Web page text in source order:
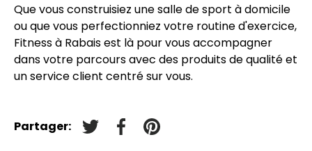
Que vous construisiez une salle de sport à domicile
ou que vous perfectionniez votre routine d'exercice,
Fitness à Rabais est là pour vous accompagner
dans votre parcours avec des produits de qualité et
un service client centré sur vous.
Partager: Tweeter sur Twitter
Partager sur Facebook
Épingler sur Pinterest